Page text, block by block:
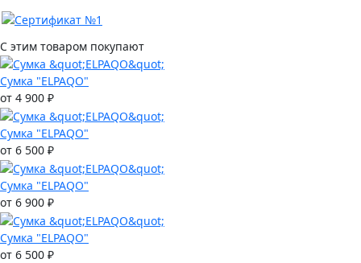
С этим товаром покупают
Сумка "ELPAQO"
от 4 900 ₽
Сумка "ELPAQO"
от 6 500 ₽
Сумка "ELPAQO"
от 6 900 ₽
Сумка "ELPAQO"
от 6 500 ₽